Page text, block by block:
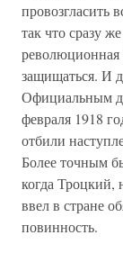
провозгласить
так что сразу
революционная
защищаться. И
Официальным
февраля 1918
отбили
Более точным
когда Троцкий,
ввел в стране
повинность.